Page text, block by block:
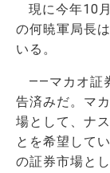
現に今年10
の何暁軍局長
いる。
――マカオ証
告済みだ。マ
場として、ナ
とを希望して
の証券市場と